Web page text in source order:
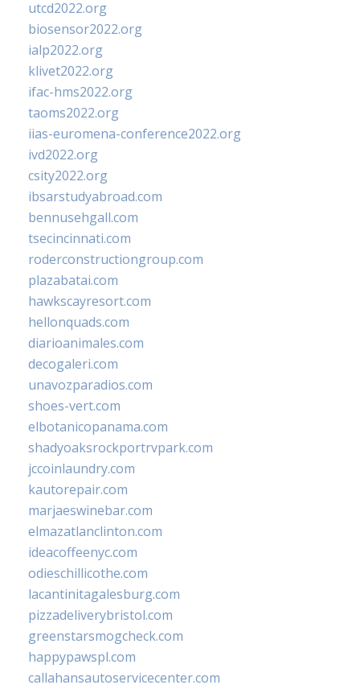
utcd2022.org
biosensor2022.org
ialp2022.org
klivet2022.org
ifac-hms2022.org
taoms2022.org
iias-euromena-conference2022.org
ivd2022.org
csity2022.org
ibsarstudyabroad.com
bennusehgall.com
tsecincinnati.com
roderconstructiongroup.com
plazabatai.com
hawkscayresort.com
hellonquads.com
diarioanimales.com
decogaleri.com
unavozparadios.com
shoes-vert.com
elbotanicopanama.com
shadyoaksrockportrvpark.com
jccoinlaundry.com
kautorepair.com
marjaeswinebar.com
elmazatlanclinton.com
ideacoffeenyc.com
odieschillicothe.com
lacantinitagalesburg.com
pizzadeliverybristol.com
greenstarsmogcheck.com
happypawspl.com
callahansautoservicecenter.com